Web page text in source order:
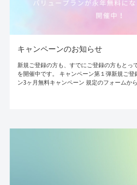
キャンペーンのお知らせ
新規ご登録の方も、すでにご登録の方もとっ
を開催中です。 キャンペーン第１弾新規ご登
ン3ヶ月無料キャンペーン 規定のフォームか